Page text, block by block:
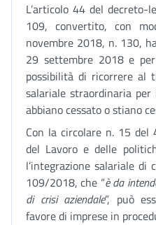
L’articolo 44 del
109, convertito, con
novembre 2018, n. 130,
29 settembre 2018 e
possibilità di ricorrere al
salariale straordinaria
abbiano cessato o stiano
Con la circolare n. 15
del Lavoro e delle
l’integrazione salariale di
109/2018, che “è da
di crisi aziendale”, può
favore di imprese in